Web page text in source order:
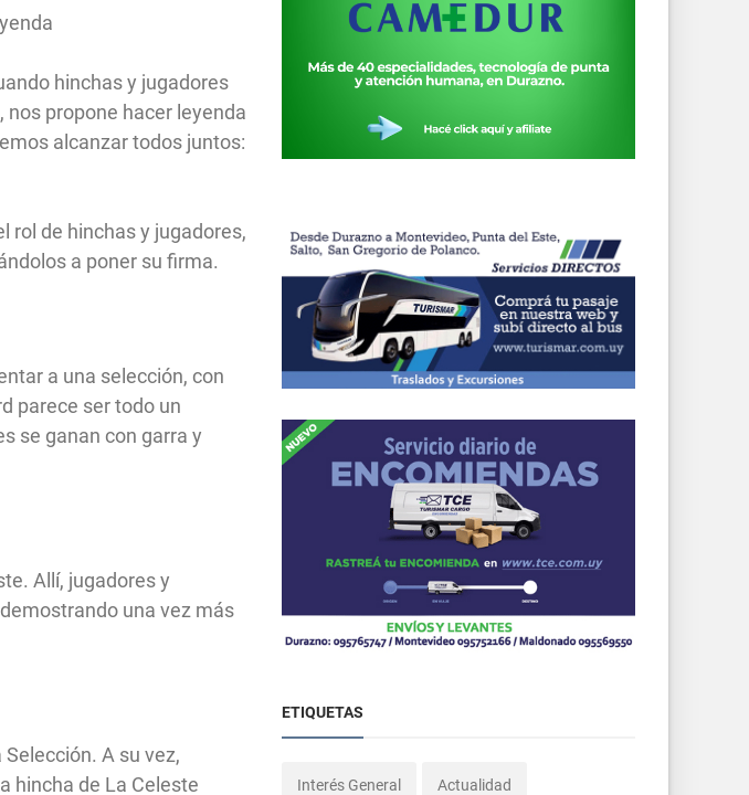
hinchas y jugadores
nos propone hacer leyenda
alcanzar todos juntos:
rol de hinchas y jugadores,
a poner su firma.
a una selección, con
parece ser todo un
se ganan con garra y
Allí, jugadores y
una vez más
A su vez,
hincha de La Celeste
ETIQUETAS
Interés General Actualidad